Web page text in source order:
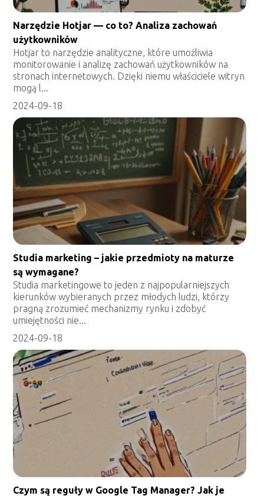
Narzędzie Hotjar — co to? Analiza zachowań
użytkowników
Hotjar to narzędzie analityczne, które umożliwia
monitorowanie i analizę zachowań użytkowników na
stronach internetowych. Dzięki niemu właściciele witryn
mogą l...
2024-09-18
Studia marketing – jakie przedmioty na maturze
są wymagane?
Studia marketingowe to jeden z najpopularniejszych
kierunków wybieranych przez młodych ludzi, którzy
pragną zrozumieć mechanizmy rynku i zdobyć
umiejętności nie...
2024-09-18
Czym są reguły w Google Tag Manager? Jak je